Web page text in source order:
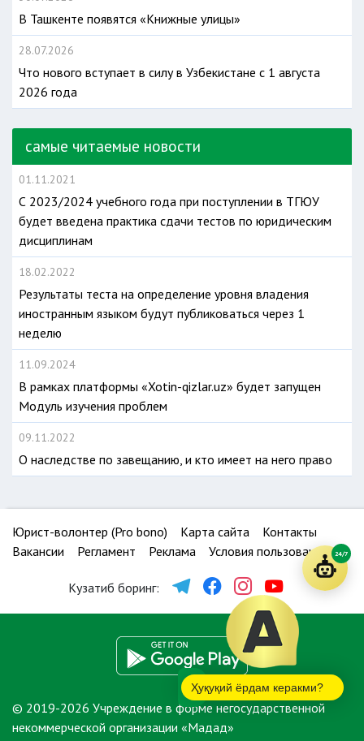
В Ташкенте появятся «Книжные улицы»
28.07.2026
Что нового вступает в силу в Узбекистане с 1 августа
2026 года
самые читаемые новости
01.11.2021
С 2023/2024 учебного года при поступлении в ТГЮУ
будет введена практика сдачи тестов по юридическим
дисциплинам
18.02.2022
Результаты теста на определение уровня владения
иностранным языком будут публиковаться через 1
неделю
11.09.2024
В рамках платформы «Xotin-qizlar.uz» будет запущен
Модуль изучения проблем
09.11.2022
О наследстве по завещанию, и кто имеет на него право
Юрист-волонтер (Pro bono) Карта сайта
Контакты
Вакансии
Регламент Реклама Условия пользования
Кузатиб боринг:
© 2019-2026 Учреждение в форме негосударственной
некоммерческой организации «Мадад»
Ҳуқуқий ёрдам керакми?
24/7